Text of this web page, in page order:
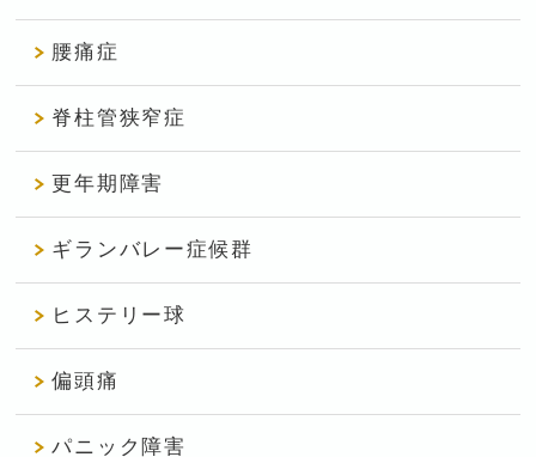
腰痛症
脊柱管狭窄症
更年期障害
ギランバレー症候群
ヒステリー球
偏頭痛
パニック障害